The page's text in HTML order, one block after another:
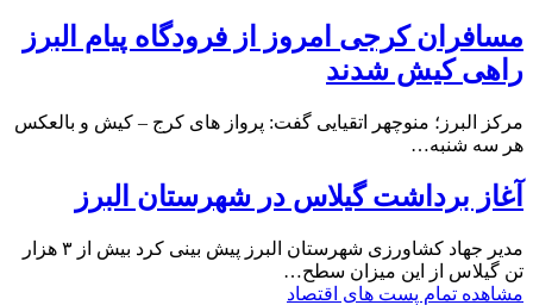
مسافران کرجی امروز از فرودگاه پیام البرز
راهی کیش شدند
مرکز البرز؛ منوچهر اتقیایی گفت: پرواز های کرج – کیش و بالعکس
هر سه شنبه…
آغاز برداشت گیلاس در شهرستان البرز
مدیر جهاد کشاورزی شهرستان البرز پیش بینی کرد بیش از ۳ هزار
تن گیلاس از این میزان سطح…
مشاهده تمام پست های اقتصاد